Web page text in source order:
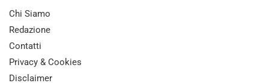
Chi Siamo
Redazione
Contatti
Privacy & Cookies
Disclaimer